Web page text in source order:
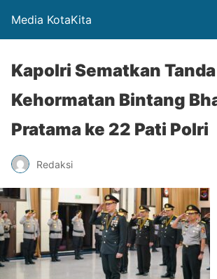
Media KotaKita
Kapolri Sematkan Tanda
Kehormatan Bintang
Pratama ke 22 Pati Polri
Redaksi